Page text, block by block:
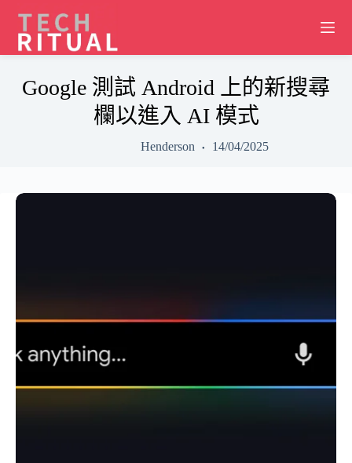
content
Google 測試 Android 上的新搜尋
欄以進入 AI 模式
Henderson 14/04/2025